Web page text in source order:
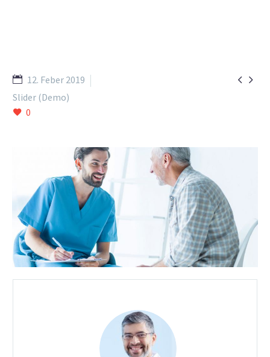
 
12. Feber 2019
Slider (Demo)
0